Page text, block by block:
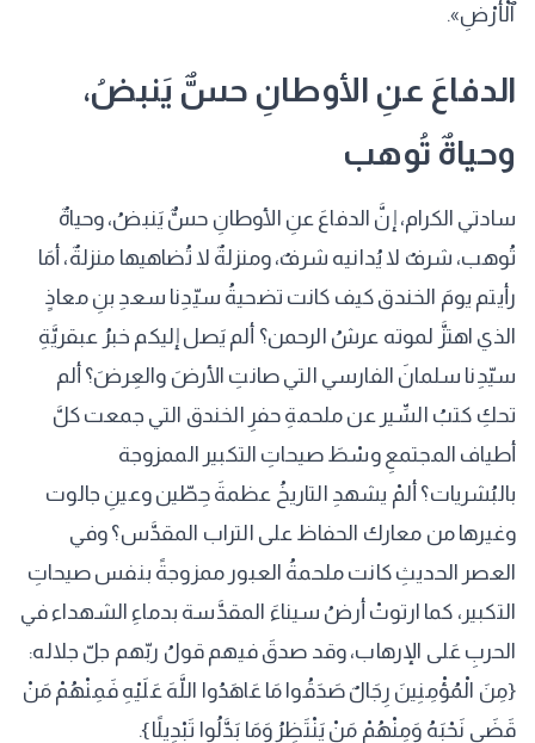
ٱلْأَرْضِ».
الدفاعَ عنِ الأوطانِ حسٌّ يَنبضُ،
وحياةٌ تُوهب
سادتي الكرام، إنَّ الدفاعَ عنِ الأوطانِ حسٌّ يَنبضُ، وحياةٌ
تُوهب، شرفٌ لا يُدانيه شرفٌ، ومنزلةٌ لا تُضاهيها منزلةٌ، أمَا
رأيتم يومَ الخندق كيف كانت تضحيةُ سيّدِنا سعدِ بنِ معاذٍ
الذي اهتزَّ لموته عرشُ الرحمن؟ ألم يَصل إليكم خبرُ عبقريَّةِ
سيّدِنا سلمانَ الفارسي التي صانتِ الأرضَ والعِرضَ؟ ألم
تحكِ كتبُ السِّير عن ملحمةِ حفرِ الخندق التي جمعت كلَّ
أطياف المجتمعِ وسْطَ صيحاتِ التكبير الممزوجة
بالبُشريات؟ ألمْ يشهدِ التاريخُ عظمةَ حِطّين وعينِ جالوت
وغيرها من معارك الحفاظ على التراب المقدَّس؟ وفي
العصر الحديثِ كانت ملحمةُ العبور ممزوجةً بنفس صيحاتِ
التكبير، كما ارتوتْ أرضُ سيناءَ المقدَّسة بدماءِ الشهداء في
الحربِ عَلى الإرهاب، وقد صدقَ فيهم قولُ ربّهم جلّ جلاله:
{مِنَ الْمُؤْمِنِينَ رِجَالٌ صَدَقُوا مَا عَاهَدُوا اللَّهَ عَلَيْهِ فَمِنْهُمْ مَنْ
قَضَى نَحْبَهُ وَمِنْهُمْ مَنْ يَنْتَظِرُ وَمَا بَدَّلُوا تَبْدِيلًا}.